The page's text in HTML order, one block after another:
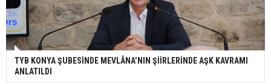
TYB KONYA ŞUBESİNDE MEVLÂNA’NIN ŞİİRLERİNDE AŞK KAVRAMI
ANLATILDI